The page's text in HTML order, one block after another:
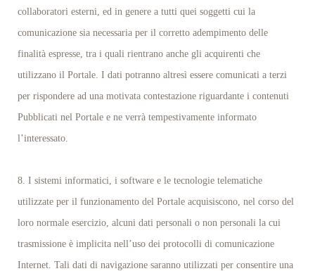
collaboratori esterni, ed in genere a tutti quei soggetti cui la
comunicazione sia necessaria per il corretto adempimento delle
finalità espresse, tra i quali rientrano anche gli acquirenti che
utilizzano il Portale. I dati potranno altresì essere comunicati a terzi
per rispondere ad una motivata contestazione riguardante i contenuti
Pubblicati nel Portale e ne verrà tempestivamente informato
l’interessato.
8. I sistemi informatici, i software e le tecnologie telematiche
utilizzate per il funzionamento del Portale acquisiscono, nel corso del
loro normale esercizio, alcuni dati personali o non personali la cui
trasmissione è implicita nell’uso dei protocolli di comunicazione
Internet. Tali dati di navigazione saranno utilizzati per consentire una